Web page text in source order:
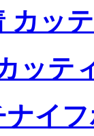
カッ
ッテ
イ